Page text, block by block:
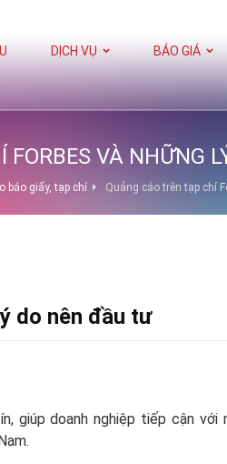
DỊCH VỤ BÁO GIÁ
FORBES VÀ NHỮNG
báo giấy, tạp chí Quảng cáo trên tạp chí
do nên đầu tư
giúp doanh nghiệp tiếp cận với